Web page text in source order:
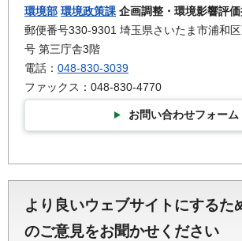
環境部 環境政策課 企画調整・環境影響評
郵便番号330-9301 埼玉県さいたま市浦和
号 第三庁舎3階
電話： 048-830-3039
ファックス：048-830-4770
お問い合わせフォーム
より良いウェブサイトにするた
のご意見をお聞かせください